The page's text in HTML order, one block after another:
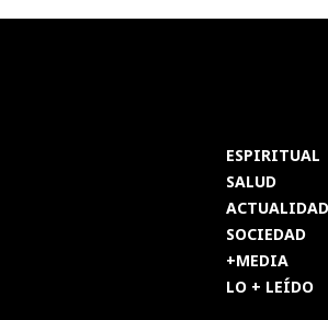
ESPIRITUAL
SALUD
SOCIEDAD
+MEDIA
LO + LEÍDO